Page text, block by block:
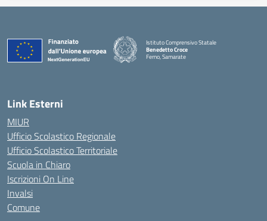
Istituto Comprensivo Statale
Benedetto Croce
Ferno, Samarate
Link Esterni
MIUR
Ufficio Scolastico Regionale
Ufficio Scolastico Territoriale
Scuola in Chiaro
Iscrizioni On Line
Invalsi
Comune